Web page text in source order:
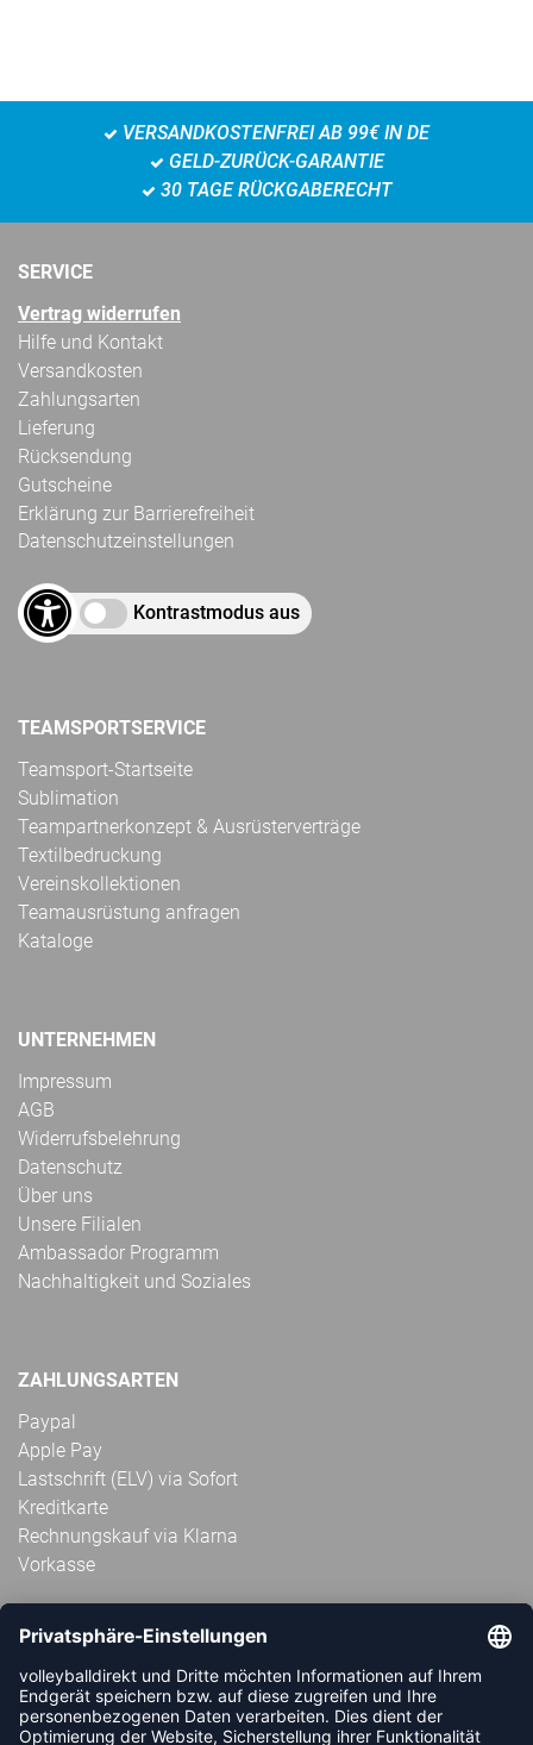
VERSANDKOSTENFREI AB 99€ IN DE
GELD-ZURÜCK-GARANTIE
30 TAGE RÜCKGABERECHT
SERVICE
Vertrag widerrufen
Hilfe und Kontakt
Versandkosten
Zahlungsarten
Lieferung
Rücksendung
Gutscheine
Erklärung zur Barrierefreiheit
Datenschutzeinstellungen
Kontrastmodus aus
TEAMSPORTSERVICE
Teamsport-Startseite
Sublimation
Teampartnerkonzept & Ausrüsterverträge
Textilbedruckung
Vereinskollektionen
Teamausrüstung anfragen
Kataloge
UNTERNEHMEN
Impressum
AGB
Widerrufsbelehrung
Datenschutz
Über uns
Unsere Filialen
Ambassador Programm
Nachhaltigkeit und Soziales
ZAHLUNGSARTEN
Paypal
Apple Pay
Lastschrift (ELV) via Sofort
Kreditkarte
Rechnungskauf via Klarna
Vorkasse
ABONNIERE JETZT DEN KOSTENLOSEN
VOLLEYBALLDIREKT-NEWSLETTER UND VERPASSE KEINE
NEUIGKEIT ODER AKTION MEHR.